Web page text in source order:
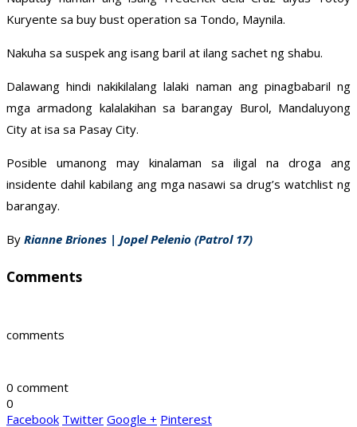
Kuryente sa buy bust operation sa Tondo, Maynila.
Nakuha sa suspek ang isang baril at ilang sachet ng shabu.
Dalawang hindi nakikilalang lalaki naman ang pinagbabaril ng
mga armadong kalalakihan sa barangay Burol, Mandaluyong
City at isa sa Pasay City.
Posible umanong may kinalaman sa iligal na droga ang
insidente dahil kabilang ang mga nasawi sa drug’s watchlist ng
barangay.
By Rianne Briones | Jopel Pelenio (Patrol 17)
Comments
comments
0 comment
0
Facebook Twitter Google + Pinterest